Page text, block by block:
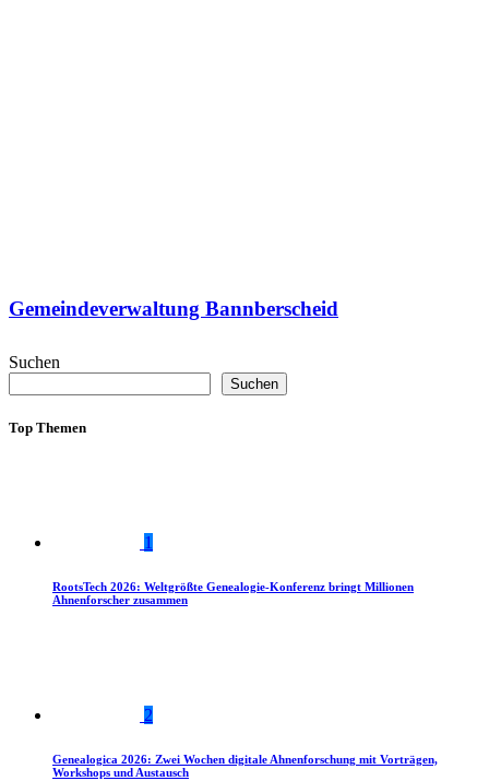
Gemeindeverwaltung Bannberscheid
Suchen
Suchen
Top Themen
1
RootsTech 2026: Weltgrößte Genealogie-Konferenz bringt Millionen
Ahnenforscher zusammen
2
Genealogica 2026: Zwei Wochen digitale Ahnenforschung mit Vorträgen,
Workshops und Austausch